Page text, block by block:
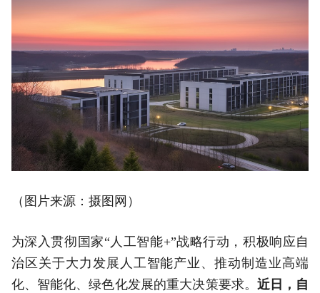
（图片来源：摄图网）
为深入贯彻国家“人工智能+”战略行动，积极响应自
治区关于大力发展人工智能产业、推动制造业高端
化、智能化、绿色化发展的重大决策要求。近日，自